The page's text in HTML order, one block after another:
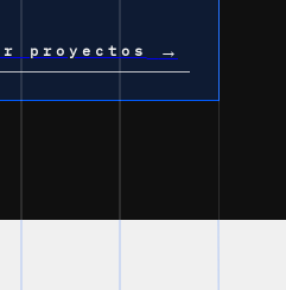
proyectos →